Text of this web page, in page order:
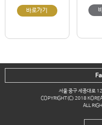
바로가기
서울 중구 세종대로
COPYRIGHT(C) 2018
ALL